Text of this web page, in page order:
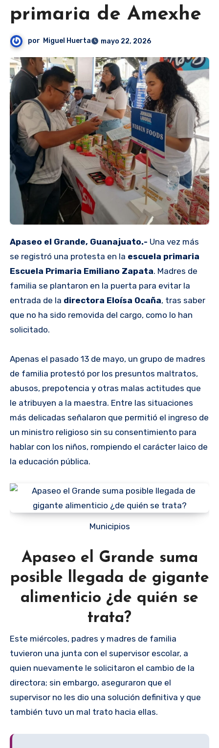
primaria de Amexhe
por Miguel Huerta mayo 22, 2026
Apaseo el Grande, Guanajuato.- Una vez más
se registró una protesta en la escuela primaria
Escuela Primaria Emiliano Zapata. Madres de
familia se plantaron en la puerta para evitar la
entrada de la directora Eloísa Ocaña, tras saber
que no ha sido removida del cargo, como lo han
solicitado.
Apenas el pasado 13 de mayo, un grupo de madres
de familia protestó por los presuntos maltratos,
abusos, prepotencia y otras malas actitudes que
le atribuyen a la maestra. Entre las situaciones
más delicadas señalaron que permitió el ingreso de
un ministro religioso sin su consentimiento para
hablar con los niños, rompiendo el carácter laico de
la educación pública.
Municipios
Apaseo el Grande suma
posible llegada de gigante
alimenticio ¿de quién se
trata?
Este miércoles, padres y madres de familia
tuvieron una junta con el supervisor escolar, a
quien nuevamente le solicitaron el cambio de la
directora; sin embargo, aseguraron que el
supervisor no les dio una solución definitiva y que
también tuvo un mal trato hacia ellas.